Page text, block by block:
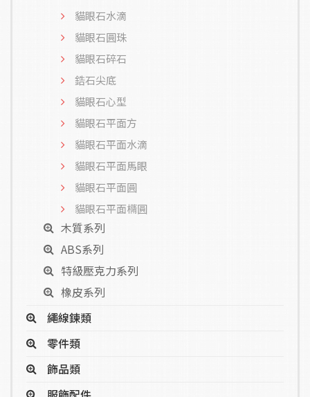
貓眼石水滴
貓眼石圓珠
貓眼石碎石
鋯石尖底
貓眼石心型
貓眼石平面方
貓眼石平面水滴
貓眼石平面馬眼
貓眼石平面圓
貓眼石平面橢圓
木質系列
ABS系列
特級壓克力系列
橡皮系列
繩線鍊類
零件類
飾品類